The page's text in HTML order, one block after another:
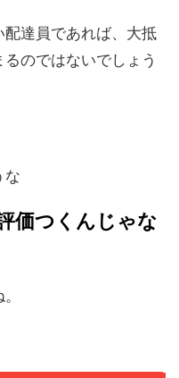
達員であれば、大抵
のではないでしょう
な
価つくんじゃな
。